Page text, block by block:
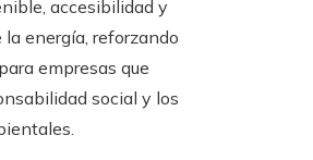
accesibilidad y
energía, reforzando
empresas que
social y los